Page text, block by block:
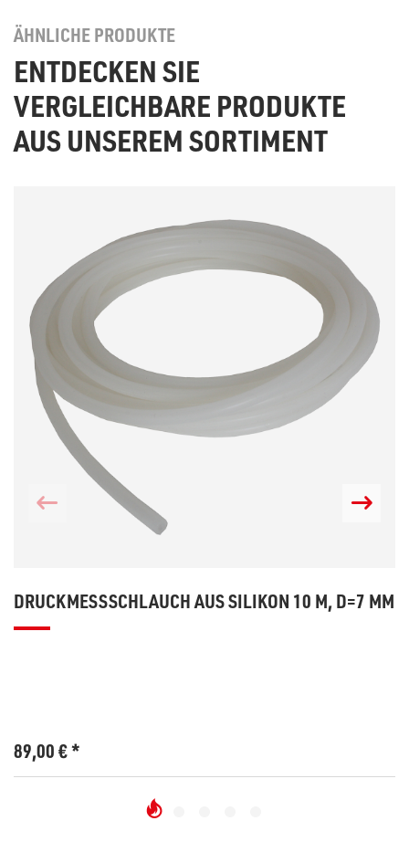
ÄHNLICHE PRODUKTE
ENTDECKEN SIE
VERGLEICHBARE PRODUKTE
AUS UNSEREM SORTIMENT
DRUCKMESSSCHLAUCH AUS SILIKON 10 M, D=7 MM
89,00€*